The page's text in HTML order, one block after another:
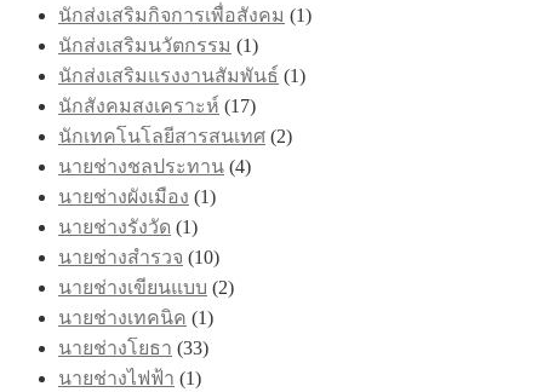
นักส่งเสริมกิจการเพื่อสังคม (1)
นักส่งเสริมนวัตกรรม (1)
นักส่งเสริมแรงงานสัมพันธ์ (1)
นักสังคมสงเคราะห์ (17)
นักเทคโนโลยีสารสนเทศ (2)
นายช่างชลประทาน (4)
นายช่างผังเมือง (1)
นายช่างรังวัด (1)
นายช่างสำรวจ (10)
นายช่างเขียนแบบ (2)
นายช่างเทคนิค (1)
นายช่างโยธา (33)
นายช่างไฟฟ้า (1)